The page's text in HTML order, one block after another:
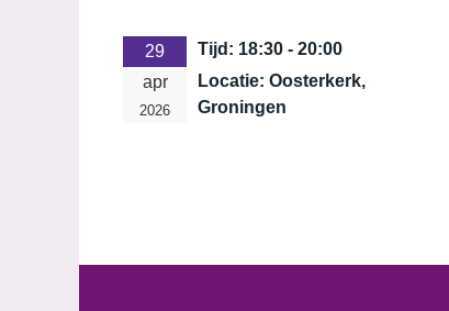
29
apr
2026
Tijd: 18:30 - 20:00
Locatie: Oosterkerk,
Groningen